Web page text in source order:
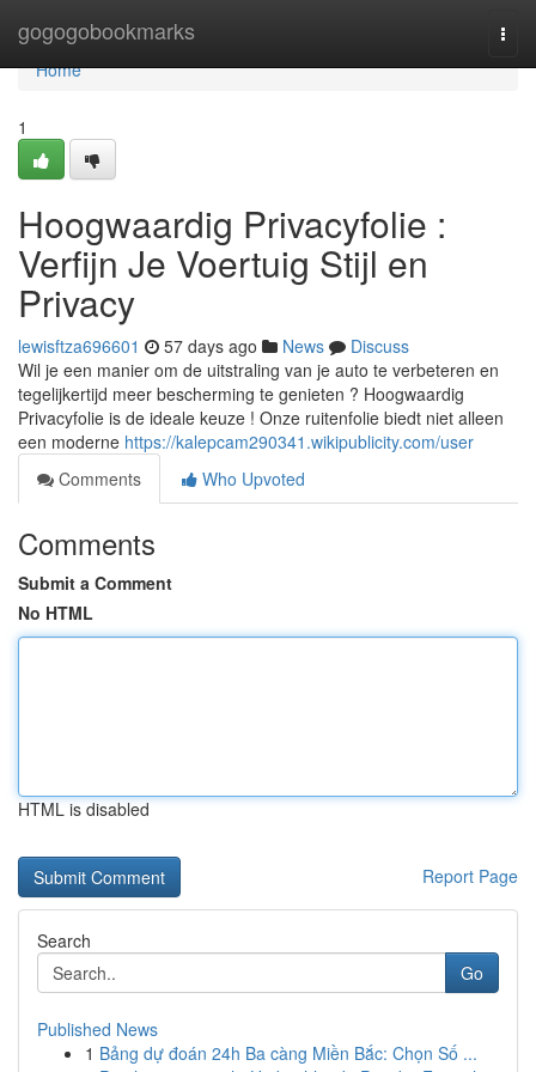
gogogobookmarks
Home
Home
1
Hoogwaardig Privacyfolie :
Verfijn Je Voertuig Stijl en
Privacy
lewisftza696601 57 days ago News
Discuss
Wil je een manier om de uitstraling van je auto te verbeteren en
tegelijkertijd meer bescherming te genieten ? Hoogwaardig
Privacyfolie is de ideale keuze ! Onze ruitenfolie biedt niet alleen
een moderne https://kalepcam290341.wikipublicity.com/user
Comments
Who Upvoted
Comments
Submit a Comment
No HTML
HTML is disabled
Report Page
Search
Go
Published News
1 Bảng dự đoán 24h Ba càng Miền Bắc: Chọn Số ...